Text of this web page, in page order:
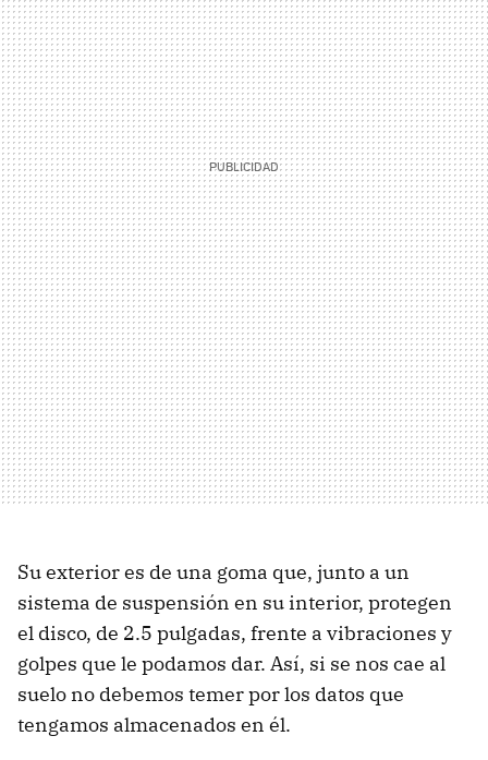
Su exterior es de una goma que, junto a un
sistema de suspensión en su interior, protegen
el disco, de 2.5 pulgadas, frente a vibraciones y
golpes que le podamos dar. Así, si se nos cae al
suelo no debemos temer por los datos que
tengamos almacenados en él.